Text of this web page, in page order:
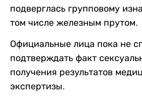
подверглась групповому
том числе железным прутом.
Официальные лица пока не
подтверждать факт
получения результатов
экспертизы.